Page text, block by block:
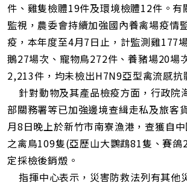
件、雞隻檢體19件及環境檢體12件。有
監視，農委會持續加強國內養禽場疫情
疫，本年度至4月7日止，計監測雞177
鵝27場次、寵物鳥272件、養豬場20場
2,213件，均未檢出H7N9亞型禽流感抗
針對動物及其產品檢疫方面，行政院
部關務署等已加強邊境查緝走私及旅客
月8日晚上於新竹市南寮漁港，查獲自
之禽鳥109隻(亞歷山大鸚鵡81隻、賽鴿
定採檢後銷燬。
指揮中心表示，災害防救法列有其他